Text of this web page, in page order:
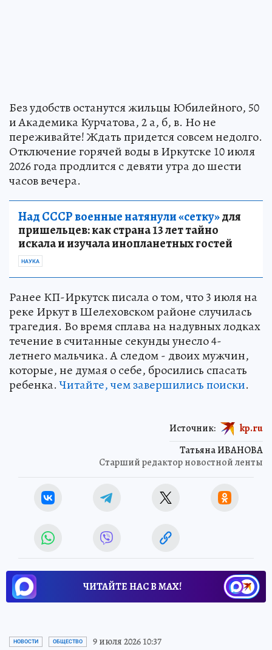
Без удобств останутся жильцы Юбилейного, 50
и Академика Курчатова, 2 а, б, в. Но не
переживайте! Ждать придется совсем недолго.
Отключение горячей воды в Иркутске 10 июля
2026 года продлится с девяти утра до шести
часов вечера.
Над СССР военные натянули «сетку»для
пришельцев: как страна 13 лет тайно
искала и изучала инопланетных гостей
НАУКА
Ранее КП-Иркутск писала о том, что 3 июля на
реке Иркут в Шелеховском районе случилась
трагедия. Во время сплава на надувных лодках
течение в считанные секунды унесло 4-
летнего мальчика. А следом - двоих мужчин,
которые, не думая о себе, бросились спасать
ребенка.Читайте, чем завершились поиски.
Татьяна ИВАНОВА
Старший редактор новостной ленты
Источник: kp.ru
ЧИТАЙТЕ НАС В МАХ!
НОВОСТИ ОБЩЕСТВО 9 июля 2026 10:37